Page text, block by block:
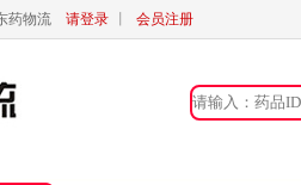
药物流 请登录 会员注册